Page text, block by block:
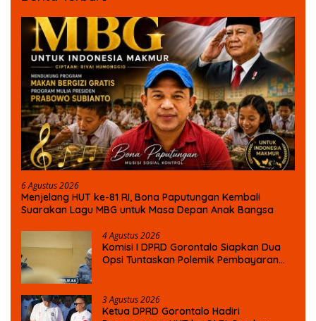
6 Agustus 2026
Menjelang HUT ke-81 RI, Bona Paputungan Kembali
Suarakan Lagu MBG untuk Masa Depan Anak Bangsa
4 Agustus 2026
Komisi I DPRD Gorontalo Siapkan Dua
Opsi Tuntaskan Polemik Pembayaran
3 Agustus 2026
Ketua DPRD Gorontalo Hadiri